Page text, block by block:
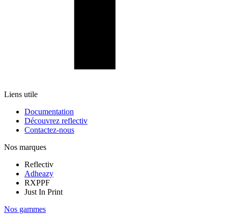
Liens utile
Documentation
Découvrez reflectiv
Contactez-nous
Nos marques
Reflectiv
Adheazy
RXPPF
Just In Print
Nos gammes